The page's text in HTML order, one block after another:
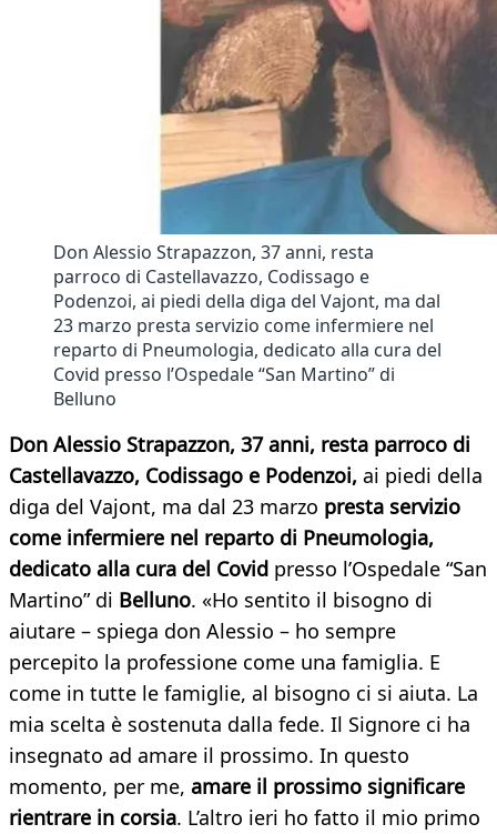
Don Alessio Strapazzon, 37 anni, resta
parroco di Castellavazzo, Codissago e
Podenzoi, ai piedi della diga del Vajont, ma dal
23 marzo presta servizio come infermiere nel
reparto di Pneumologia, dedicato alla cura del
Covid presso l’Ospedale “San Martino” di
Belluno
Don Alessio Strapazzon, 37 anni, resta parroco di
Castellavazzo, Codissago e Podenzoi, ai piedi della
diga del Vajont, ma dal 23 marzo presta servizio
come infermiere nel reparto di Pneumologia,
dedicato alla cura del Covid presso l’Ospedale “San
Martino” di Belluno. «Ho sentito il bisogno di
aiutare – spiega don Alessio – ho sempre
percepito la professione come una famiglia. E
come in tutte le famiglie, al bisogno ci si aiuta. La
mia scelta è sostenuta dalla fede. Il Signore ci ha
insegnato ad amare il prossimo. In questo
momento, per me, amare il prossimo significare
rientrare in corsia. L’altro ieri ho fatto il mio primo